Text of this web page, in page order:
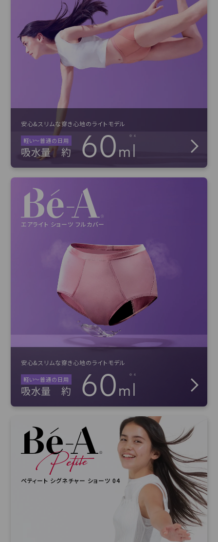
安心&スリムな穿き心地のライトモデル
軽い〜普通の日用
吸水量 約 60ml
エアライト ショーツ フルカバー
安心&スリムな穿き心地のライトモデル
軽い〜普通の日用
吸水量 約 60ml
ペティート シグネチャー ショーツ 04